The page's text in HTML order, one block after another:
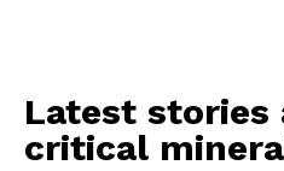
Latest stories
critical